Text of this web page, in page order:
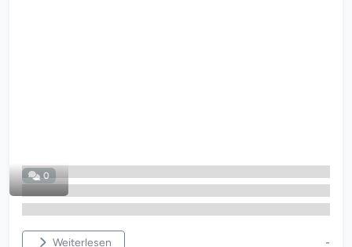
0
Weiterlesen -